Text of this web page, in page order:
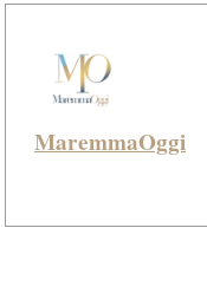
MaremmaOggi